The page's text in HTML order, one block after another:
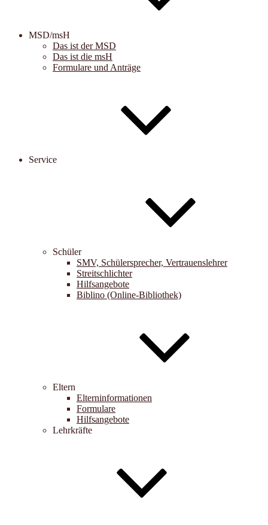
MSD/msH
Das ist der MSD
Das ist die msH
Formulare und Anträge
Service
Schüler
SMV, Schülersprecher, Vertrauenslehrer
Streitschlichter
Hilfsangebote
Biblino (Online-Bibliothek)
Eltern
Elterninformationen
Formulare
Hilfsangebote
Lehrkräfte